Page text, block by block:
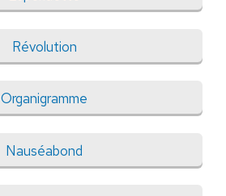
Révolution
Organigramme
Nauséabond